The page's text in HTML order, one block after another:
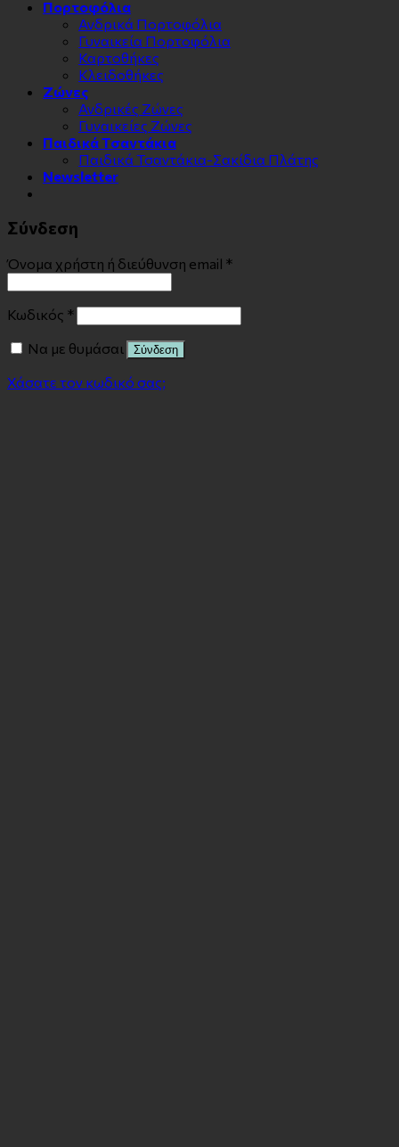
Πορτοφόλια
Ανδρικά Πορτοφόλια
Γυναικεία Πορτοφόλια
Καρτοθήκες
Κλειδοθήκες
Zώνες
Ανδρικές Ζώνες
Γυναικείες Ζώνες
Παιδικά Τσαντάκια
Παιδικά Τσαντάκια-Σακίδια Πλάτης
Newsletter
Σύνδεση
Όνομα χρήστη ή διεύθυνση email *
Κωδικός *
Να με θυμάσαι
Σύνδεση
Χάσατε τον κωδικό σας;